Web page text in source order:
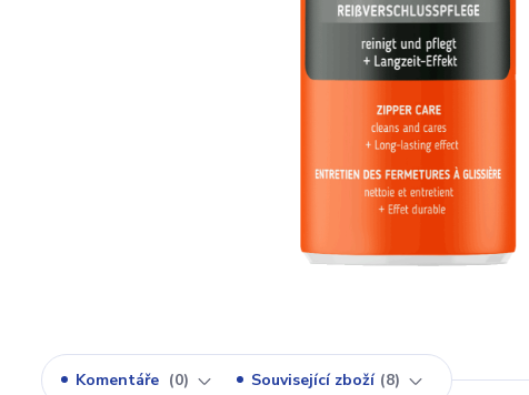
Komentáře 0 Související zboží 8